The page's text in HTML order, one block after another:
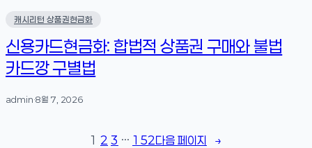
캐시리턴 상품권현금화
신용카드현금화: 합법적 상품권 구매와 불법
카드깡 구별법
admin·8월 7, 2026
1 2 3 … 152다음 페이지 →